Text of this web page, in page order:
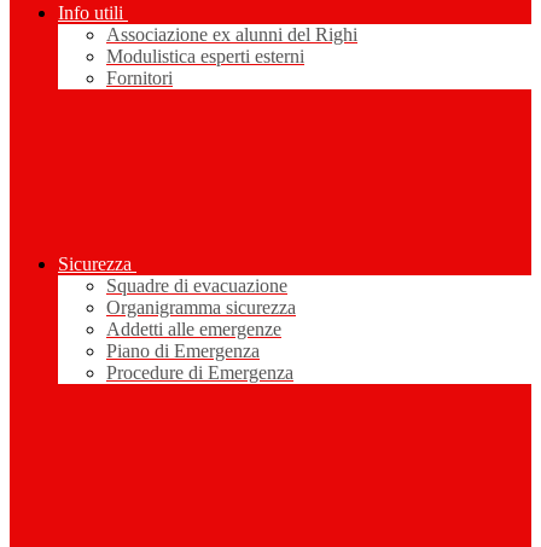
Info utili
Associazione ex alunni del Righi
Modulistica esperti esterni
Fornitori
Sicurezza
Squadre di evacuazione
Organigramma sicurezza
Addetti alle emergenze
Piano di Emergenza
Procedure di Emergenza